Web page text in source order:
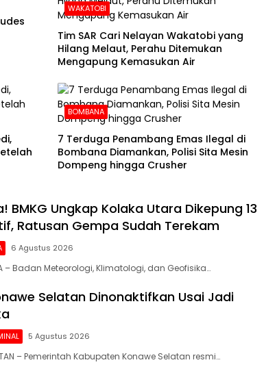
WAKATOBI
Tim SAR Cari Nelayan Wakatobi yang
Hilang Melaut, Perahu Ditemukan
Mengapung Kemasukan Air
BOMBANA
7 Terduga Penambang Emas Ilegal di
Bombana Diamankan, Polisi Sita Mesin
Dompeng hingga Crusher
BMKG Ungkap Kolaka Utara Dikepung 13
Ratusan Gempa Sudah Terekam
6 Agustus 2026
– Badan Meteorologi, Klimatologi, dan Geofisika…
Selatan Dinonaktifkan Usai Jadi
5 Agustus 2026
– Pemerintah Kabupaten Konawe Selatan resmi…